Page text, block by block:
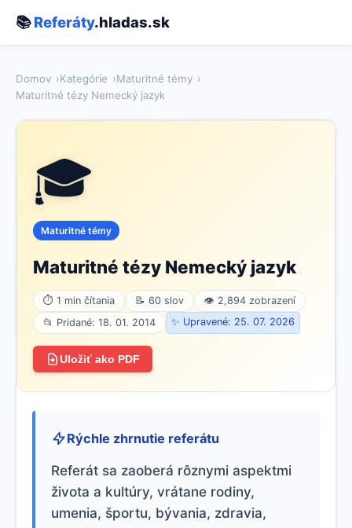
📚Referáty.hladas.sk
Domov Kategórie
Maturitné témy
Maturitné tézy Nemecký jazyk
🎓
Maturitné témy
Maturitné tézy Nemecký jazyk
⏱ 1 min čítania 📝 60 slov
👁 2,894 zobrazení
📂 Pridané: 18. 01. 2014
✨ Upravené: 25. 07. 2026
Uložiť ako PDF
Rýchle zhrnutie referátu
Referát sa zaoberá rôznymi aspektmi
života a kultúry, vrátane rodiny,
umenia, športu, bývania, zdravia,